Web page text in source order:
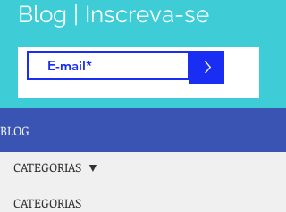
Blog | Inscreva-se
emdr avaliação e reabilitação
neuropsicológica
>
BLOG
CATEGORIAS
CATEGORIAS